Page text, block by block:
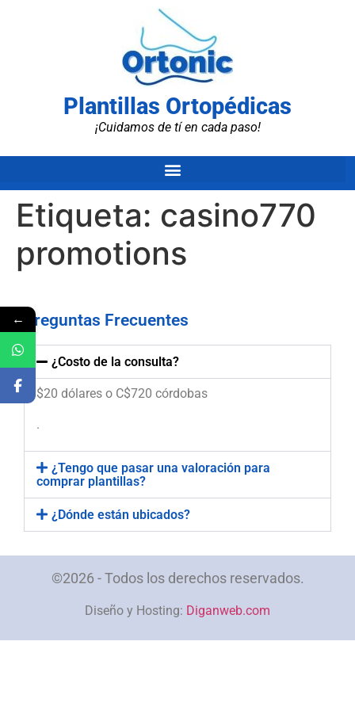
Plantillas Ortopédicas
¡Cuidamos de tí en cada paso!
Etiqueta: casino770
promotions
Preguntas Frecuentes
¿Costo de la consulta?
$20 dólares o C$720 córdobas
.
¿Tengo que pasar una valoración para
comprar plantillas?
¿Dónde están ubicados?
©2026 - Todos los derechos reservados.
Diseño y Hosting: Diganweb.com
←